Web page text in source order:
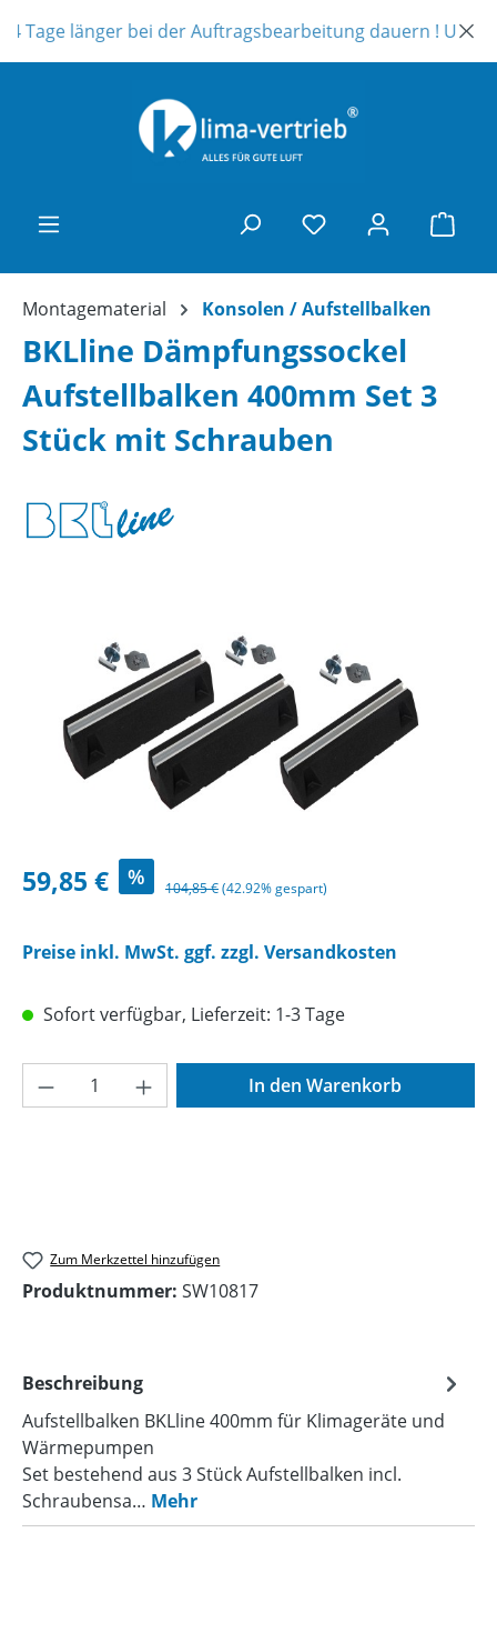
Zum Hauptinhalt springen
länger bei der Auftragsbearbeitung dauern ! Unser
Montagematerial Konsolen / Aufstellbalken
BKLline Dämpfungssockel
Aufstellbalken 400mm Set 3
Stück mit Schrauben
Verkaufspreis:
59,85 € % Regulärer Preis:
104,85 €(42.92% gespart)
Preise inkl. MwSt. ggf. zzgl. Versandkosten
Sofort verfügbar, Lieferzeit: 1-3 Tage
Produkt Anzahl: Gib den gewünschten
In den Warenkorb
Zum Merkzettel hinzufügen
Produktnummer: SW10817
Beschreibung
Aufstellbalken BKLline 400mm für Klimageräte und
Wärmepumpen
Set bestehend aus 3 Stück Aufstellbalken incl.
Schraubensa… Mehr